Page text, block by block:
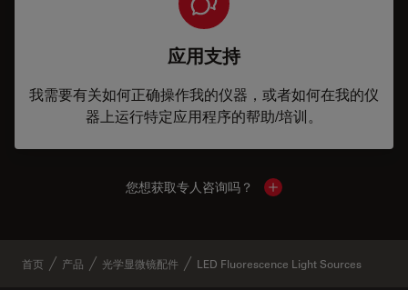
应用支持
我需要有关如何正确操作我的仪器，或者如何在我的仪
器上运行特定应用程序的帮助/培训。
您想获取专人咨询吗？ Show local contacts
首页 产品 光学显微镜配件 LED Fluorescence Light Sources